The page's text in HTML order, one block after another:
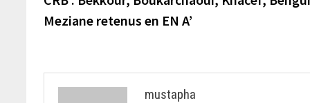
de
Meziane retenus en EN A’
mustapha